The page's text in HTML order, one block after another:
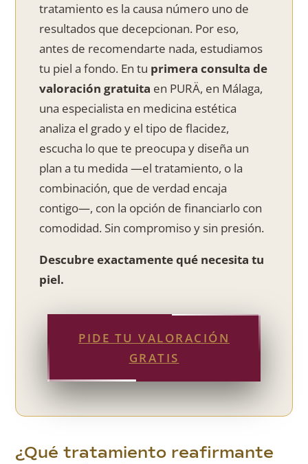
tratamiento es la causa número uno de
resultados que decepcionan. Por eso,
antes de recomendarte nada, estudiamos
tu piel a fondo. En tu primera consulta de
valoración gratuita en PURÄ, en Málaga,
una especialista en medicina estética
analiza el grado y el tipo de flacidez,
escucha lo que te preocupa y diseña un
plan a tu medida —el tratamiento, o la
combinación, que de verdad encaja
contigo—, con la opción de financiarlo con
comodidad. Sin compromiso y sin presión.
Descubre exactamente qué necesita tu
piel.
PIDE TU VALORACIÓN
GRATIS
¿Qué tratamiento reafirmante